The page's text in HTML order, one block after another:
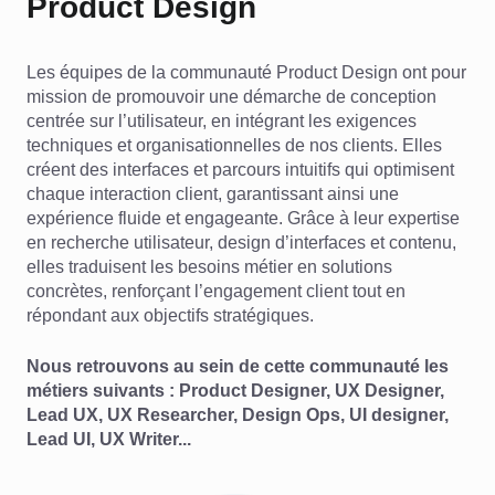
Les équipes de la communauté Product Design ont pour
mission de promouvoir une démarche de conception
centrée sur l’utilisateur, en intégrant les exigences
techniques et organisationnelles de nos clients. Elles
créent des interfaces et parcours intuitifs qui optimisent
chaque interaction client, garantissant ainsi une
expérience fluide et engageante. Grâce à leur expertise
en recherche utilisateur, design d’interfaces et contenu,
elles traduisent les besoins métier en solutions
concrètes, renforçant l’engagement client tout en
répondant aux objectifs stratégiques.
Nous retrouvons au sein de cette communauté les
métiers suivants : Product Designer, UX Designer,
Lead UX, UX Researcher, Design Ops, UI designer,
Lead UI, UX Writer...